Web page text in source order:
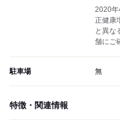
2020年
正健康
と異な
舗にご
駐車場 無
特徴・関連情報